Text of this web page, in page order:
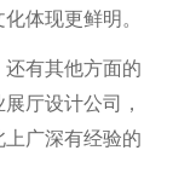
体现更鲜明。
有其他方面的
厅设计公司，
广深有经验的